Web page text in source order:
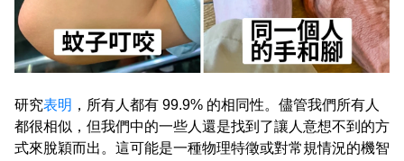
研究表明 ，所有人都有 99.9% 的相同性。儘管我們所有人
都很相似，但我們中的一些人還是找到了讓人意想不到的方
式來脫穎而出。這可能是一種物理特徵或對常規情況的機智